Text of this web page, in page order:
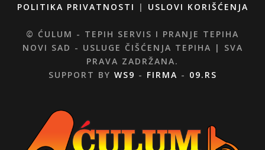
POLITIKA PRIVATNOSTI
| USLOVI KORIŠĆENJA
© ĆULUM - TEPIH SERVIS I PRANJE TEPIHA
NOVI SAD - USLUGE ČIŠĆENJA TEPIHA | SVA
PRAVA ZADRŽANA.
SUPPORT BY WS9 - FIRMA - 09.RS